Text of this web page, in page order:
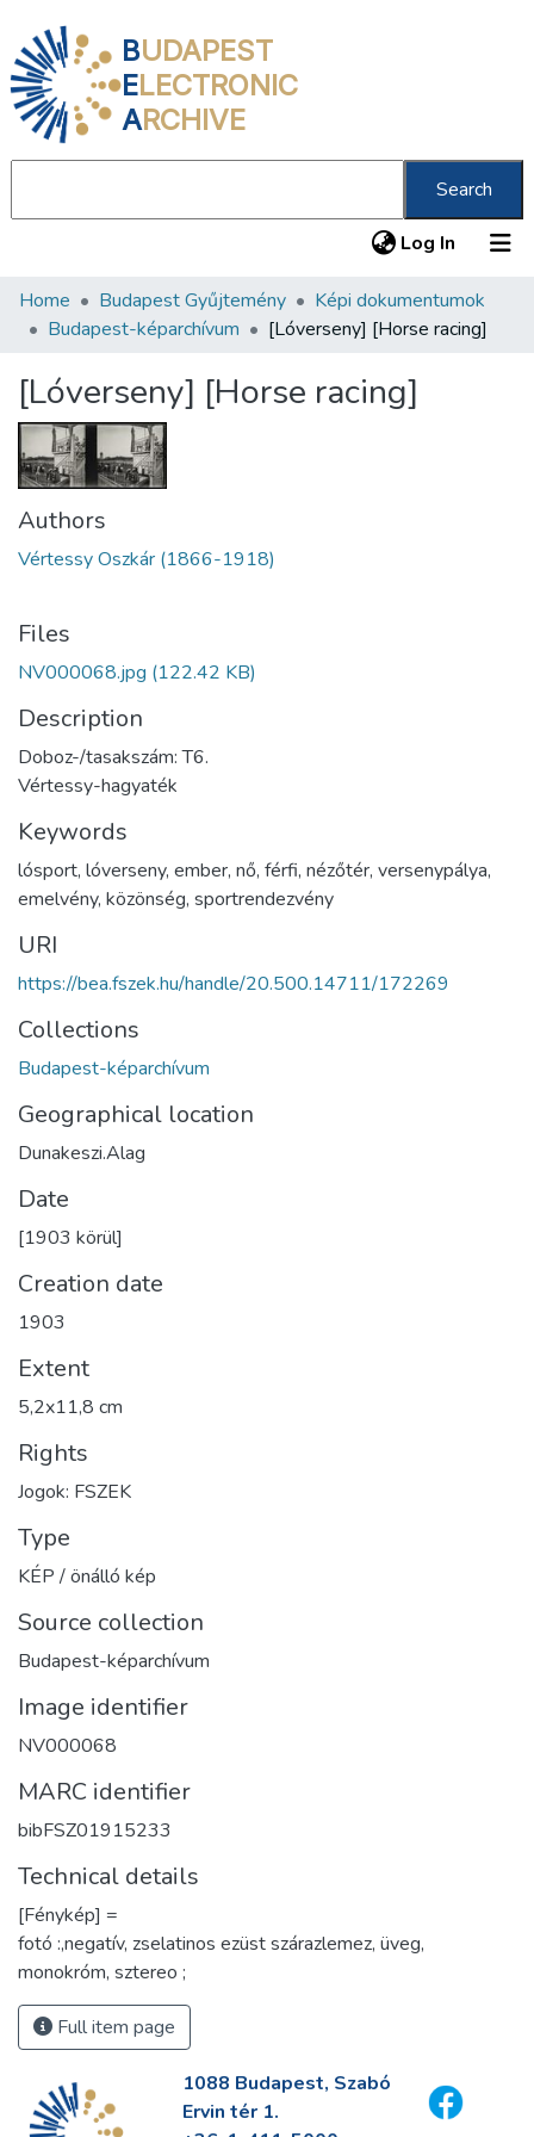
BUDAPEST
ELECTRONIC
ARCHIVE
Search
Log In (current)
Communities & Collections
Statistics
About us
Home Budapest Gyűjtemény
Képi dokumentumok
Budapest-képarchívum
[Lóverseny] [Horse racing]
[Lóverseny] [Horse racing]
Authors
Vértessy Oszkár (1866-1918)
Files
NV000068.jpg (122.42 KB)
Description
Doboz-/tasakszám: T6.
Vértessy-hagyaték
Keywords
lósport, lóverseny, ember, nő, férfi, nézőtér, versenypálya,
emelvény, közönség, sportrendezvény
URI
https://bea.fszek.hu/handle/20.500.14711/172269
Collections
Budapest-képarchívum
Geographical location
Dunakeszi.Alag
Date
[1903 körül]
Creation date
1903
Extent
5,2x11,8 cm
Rights
Jogok: FSZEK
Type
KÉP / önálló kép
Source collection
Budapest-képarchívum
Image identifier
NV000068
MARC identifier
bibFSZ01915233
Technical details
[Fénykép] =
fotó :,negatív, zselatinos ezüst szárazlemez, üveg,
monokróm, sztereo ;
Full item page
1088 Budapest, Szabó
Ervin tér 1.